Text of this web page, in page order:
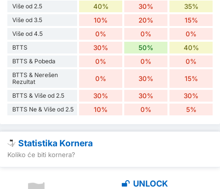
Više od 2.5 40% 30% 35%
Više od 3.5 10% 20% 15%
Više od 4.5 0% 0% 0%
BTTS 30% 50% 40%
BTTS & Pobeda 0% 0% 0%
BTTS & Nerešen
Rezultat
0% 30% 15%
BTTS & Više od 2.5 30% 30% 30%
BTTS Ne & Više od 2.5 10% 0% 5%
Statistika Kornera
Koliko će biti kornera?
UNLOCK